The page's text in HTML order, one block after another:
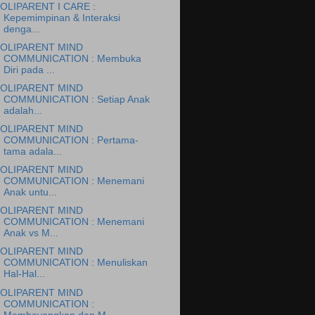
I CARE :
Kepemimpinan & Interaksi
denga...
MIND
COMMUNICATION : Membuka
Diri pada ...
MIND
COMMUNICATION : Setiap Anak
adalah...
MIND
COMMUNICATION : Pertama-
tama adala...
MIND
COMMUNICATION : Menemani
Anak untu...
MIND
COMMUNICATION : Menemani
Anak vs M...
MIND
COMMUNICATION : Menuliskan
Hal-Hal...
MIND
COMMUNICATION :